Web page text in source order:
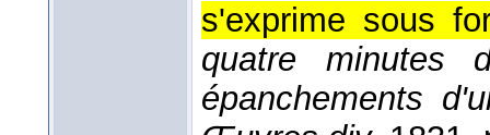
s'exprime sous
quatre minutes
épanchements